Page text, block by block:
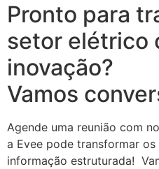
Pronto para
setor elétrico
inovação?
Vamos
Agende uma reunião com
a Evee pode transformar
informação estruturada!